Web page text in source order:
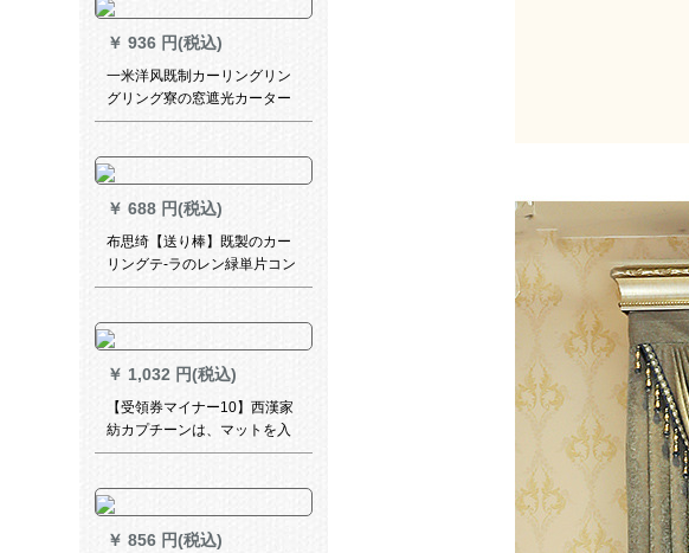
￥ 936 円(税込)
一米洋风既制カーリングリン
グリング寮の窓遮光カーター
テ2号カラオーダ1メトル连接
￥ 688 円(税込)
布思绮【送り棒】既製のカー
リングテ-ラのレン緑単片コン
ベア（遮光約90%）幅150高
￥ 1,032 円(税込)
【受領券マイナー10】西漢家
紡カプチーンは、マットを入
れています。遮光布の寝室の
カードドの二重帯纱彫りの星
柄の軽赘沢灰の幅1.8メトル*
高2メトル
￥ 856 円(税込)